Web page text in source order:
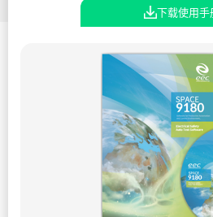
下载使用手